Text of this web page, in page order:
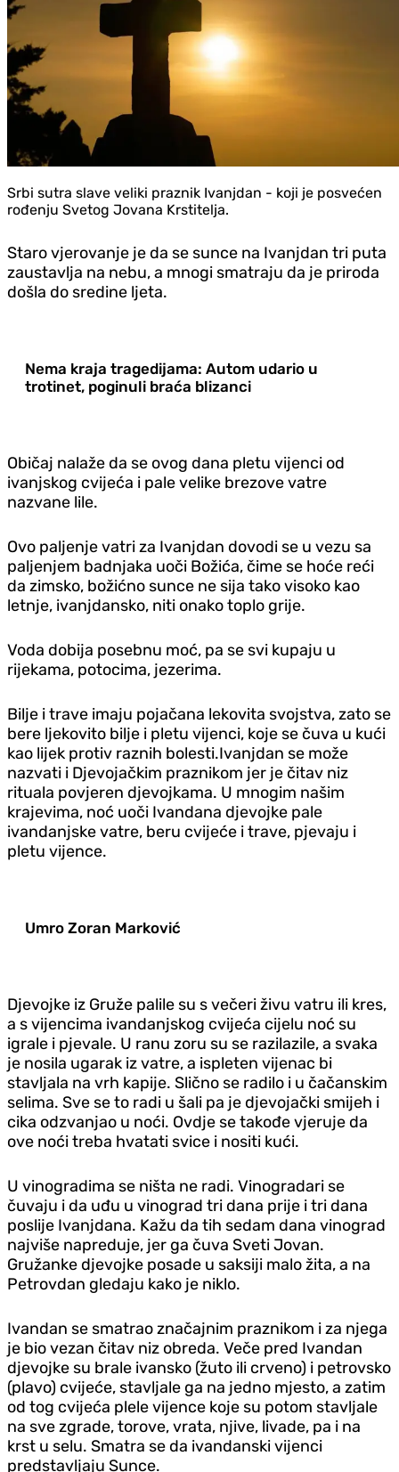
Srbi sutra slave veliki praznik Ivanjdan - koji je posvećen
rođenju Svetog Jovana Krstitelja.
Staro vjerovanje je da se sunce na Ivanjdan tri puta
zaustavlja na nebu, a mnogi smatraju da je priroda
došla do sredine ljeta.
Nema kraja tragedijama: Autom udario u
trotinet, poginuli braća blizanci
Običaj nalaže da se ovog dana pletu vijenci od
ivanjskog cvijeća i pale velike brezove vatre
nazvane lile.
Ovo paljenje vatri za Ivanjdan dovodi se u vezu sa
paljenjem badnjaka uoči Božića, čime se hoće reći
da zimsko, božićno sunce ne sija tako visoko kao
letnje, ivanjdansko, niti onako toplo grije.
Voda dobija posebnu moć, pa se svi kupaju u
rijekama, potocima, jezerima.
Bilje i trave imaju pojačana lekovita svojstva, zato se
bere ljekovito bilje i pletu vijenci, koje se čuva u kući
kao lijek protiv raznih bolesti.Ivanjdan se može
nazvati i Djevojačkim praznikom jer je čitav niz
rituala povjeren djevojkama. U mnogim našim
krajevima, noć uoči Ivandana djevojke pale
ivandanjske vatre, beru cvijeće i trave, pjevaju i
pletu vijence.
Umro Zoran Marković
Djevojke iz Gruže palile su s večeri živu vatru ili kres,
a s vijencima ivandanjskog cvijeća cijelu noć su
igrale i pjevale. U ranu zoru su se razilazile, a svaka
je nosila ugarak iz vatre, a ispleten vijenac bi
stavljala na vrh kapije. Slično se radilo i u čačanskim
selima. Sve se to radi u šali pa je djevojački smijeh i
cika odzvanjao u noći. Ovdje se takođe vjeruje da
ove noći treba hvatati svice i nositi kući.
U vinogradima se ništa ne radi. Vinogradari se
čuvaju i da uđu u vinograd tri dana prije i tri dana
poslije Ivanjdana. Kažu da tih sedam dana vinograd
najviše napreduje, jer ga čuva Sveti Jovan.
Gružanke djevojke posade u saksiji malo žita, a na
Petrovdan gledaju kako je niklo.
Ivandan se smatrao značajnim praznikom i za njega
je bio vezan čitav niz obreda. Veče pred Ivandan
djevojke su brale ivansko (žuto ili crveno) i petrovsko
(plavo) cvijeće, stavljale ga na jedno mjesto, a zatim
od tog cvijeća plele vijence koje su potom stavljale
na sve zgrade, torove, vrata, njive, livade, pa i na
krst u selu. Smatra se da ivandanski vijenci
predstavljaju Sunce.